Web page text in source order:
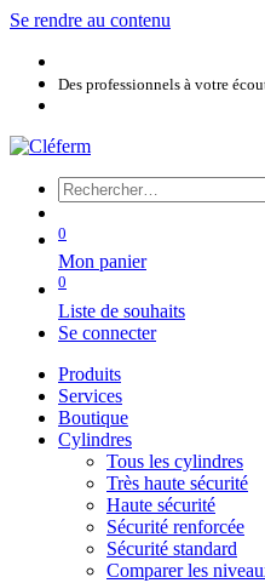
Se rendre au contenu
Des professionnels à votre
0
Mon panier
0
Liste de souhaits
Se connecter
Produits
Services
Boutique
Cylindres
Tous les cylindres
Très haute sécurité
Haute sécurité
Sécurité renforcée
Sécurité standard
Comparer les